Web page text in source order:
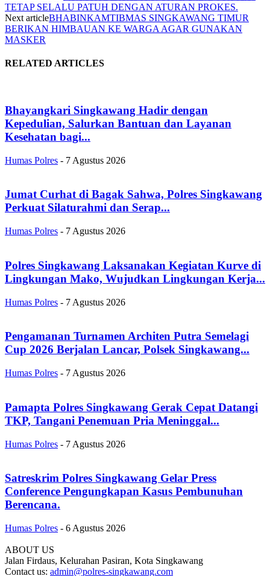
TETAP SELALU PATUH DENGAN ATURAN PROKES.
Next articleBHABINKAMTIBMAS SINGKAWANG TIMUR
BERIKAN HIMBAUAN KE WARGA AGAR GUNAKAN
MASKER
RELATED ARTICLES
Bhayangkari Singkawang Hadir dengan
Kepedulian, Salurkan Bantuan dan Layanan
Kesehatan bagi...
Humas Polres - 7 Agustus 2026
Jumat Curhat di Bagak Sahwa, Polres Singkawang
Perkuat Silaturahmi dan Serap...
Humas Polres - 7 Agustus 2026
Polres Singkawang Laksanakan Kegiatan Kurve di
Lingkungan Mako, Wujudkan Lingkungan Kerja...
Humas Polres - 7 Agustus 2026
Pengamanan Turnamen Architen Putra Semelagi
Cup 2026 Berjalan Lancar, Polsek Singkawang...
Humas Polres - 7 Agustus 2026
Pamapta Polres Singkawang Gerak Cepat Datangi
TKP, Tangani Penemuan Pria Meninggal...
Humas Polres - 7 Agustus 2026
Satreskrim Polres Singkawang Gelar Press
Conference Pengungkapan Kasus Pembunuhan
Berencana.
Humas Polres - 6 Agustus 2026
ABOUT US
Jalan Firdaus, Kelurahan Pasiran, Kota Singkawang
Contact us: admin@polres-singkawang.com